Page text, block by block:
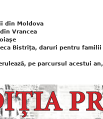
din Moldova
Vrancea
Bistriţa, daruri pentru familii
pe parcursul acestui an,